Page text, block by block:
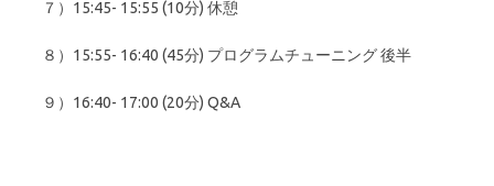
７）15:45- 15:55 (10分) 休憩
８）15:55- 16:40 (45分) プログラムチューニング 後半
９）16:40- 17:00 (20分) Q&A